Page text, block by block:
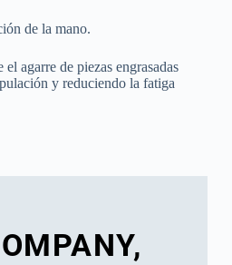
de la mano.
agarre de piezas engrasadas
y reduciendo la fatiga